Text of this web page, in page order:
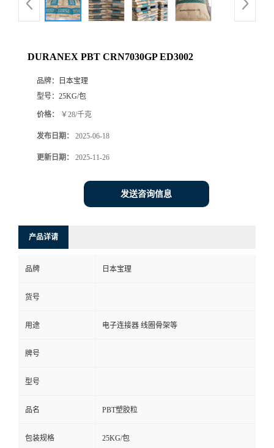
DURANEX PBT CRN7030GP ED3002
品牌：
日本宝理
型号： 25KG/包
价格： ￥28/千克
发布日期： 2025-06-18
更新日期： 2025-11-26
发送咨询信息
产品详请
品牌 日本宝理
货号
用途 电子连接器 线圈骨架等
牌号
型号
品名 PBT塑胶粒
包装规格 25KG/包